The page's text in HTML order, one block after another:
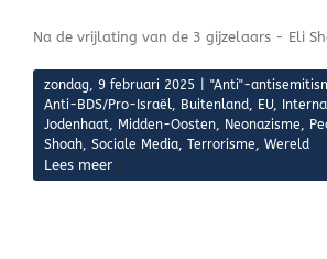
Na de vrijlating van de 3 gijzelaars - Eli
zondag, 9 februari 2025 "Anti"-
Anti-BDS/Pro-Israël, Buitenland, EU,
Jodenhaat, Midden-Oosten, Neonazisme,
Shoah, Sociale Media, Terrorisme, Wereld
Lees meer